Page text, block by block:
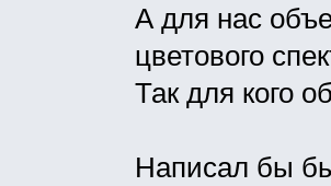
А для нас
цветового
Так для кого
Написал бы